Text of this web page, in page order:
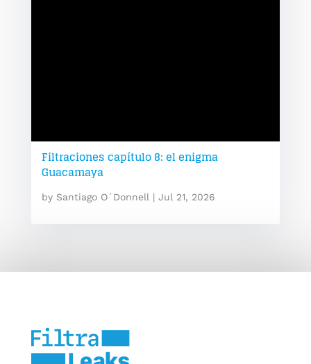
Filtraciones capítulo 8: el enigma
Guacamaya
by Santiago O´Donnell| Jul 21, 2026